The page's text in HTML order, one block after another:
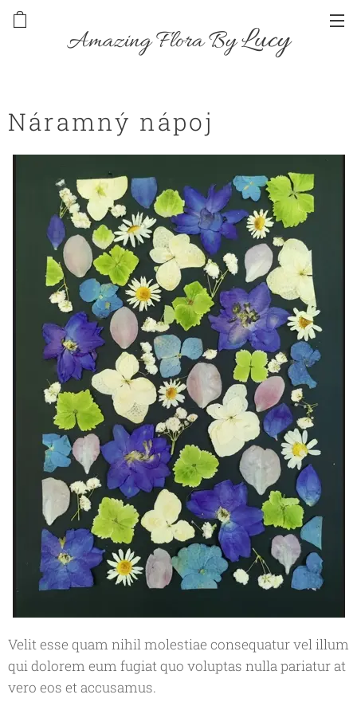
Amazing Flora ByLucy
Náramný nápoj
Velit esse quam nihil molestiae consequatur vel illum
qui dolorem eum fugiat quo voluptas nulla pariatur at
vero eos et accusamus.